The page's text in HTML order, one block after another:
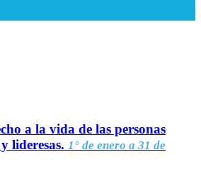
a la vida de las personas
lideresas. 1° de enero a 31 de